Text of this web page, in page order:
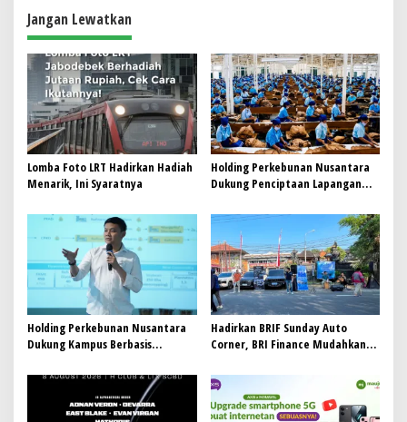
s
i
p
o
s
Jangan Lewatkan
Lomba Foto LRT Hadirkan Hadiah
Menarik, Ini Syaratnya
Holding Perkebunan Nusantara
Dukung Penciptaan Lapangan
Pekerja di Pabrik Tembakau
Holding Perkebunan Nusantara
Dukung Kampus Berbasis
Jadi Mahasiswa Angkatan
Pertama Magister ITSI
Hadirkan BRIF Sunday Auto
Corner, BRI Finance Mudahkan
Impian